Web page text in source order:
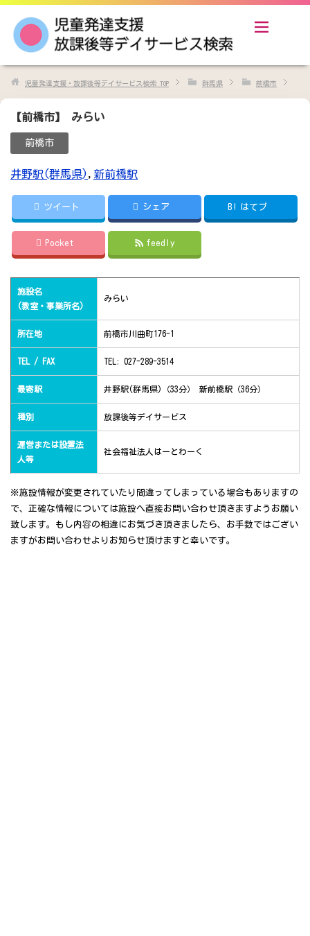
児童発達支援・放課後等デイサービス検索 TOP 群馬県 前橋市
【前橋市】 みらい
前橋市
井野駅(群馬県), 新前橋駅
ツイート シェア B! はてブ
Pocket feedly
施設名
(教室・事業所名)
みらい
所在地 前橋市川曲町176-1
TEL / FAX TEL: 027-289-3514
最寄駅 井野駅(群馬県)（33分） 新前橋駅（36分）
種別 放課後等デイサービス
運営または設置法
人等
社会福祉法人はーとわーく
※施設情報が変更されていたり間違ってしまっている場合もありますの
で、正確な情報については施設へ直接お問い合わせ頂きますようお願い
致します。もし内容の相違にお気づき頂きましたら、お手数ではござい
ますがお問い合わせよりお知らせ頂けますと幸いです。